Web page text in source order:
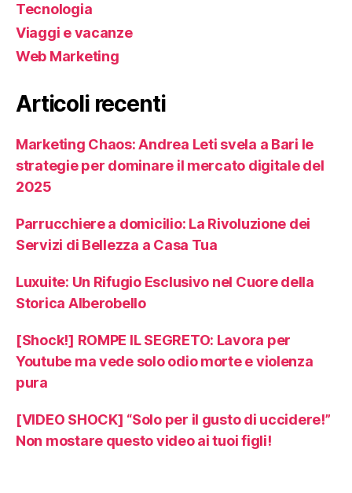
Tecnologia
Viaggi e vacanze
Web Marketing
Articoli recenti
Marketing Chaos: Andrea Leti svela a Bari le
strategie per dominare il mercato digitale del
2025
Parrucchiere a domicilio: La Rivoluzione dei
Servizi di Bellezza a Casa Tua
Luxuite: Un Rifugio Esclusivo nel Cuore della
Storica Alberobello
[Shock!] ROMPE IL SEGRETO: Lavora per
Youtube ma vede solo odio morte e violenza
pura
[VIDEO SHOCK] “Solo per il gusto di uccidere!”
Non mostare questo video ai tuoi figli!